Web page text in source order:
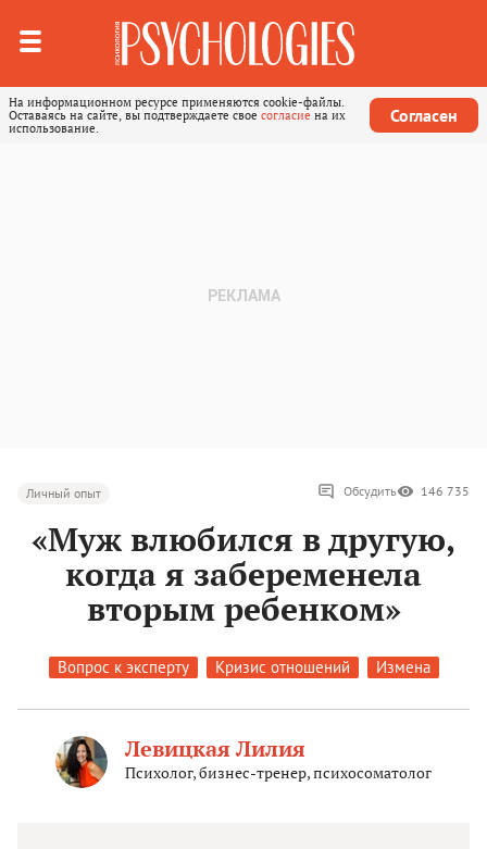
На информационном ресурсе применяются cookie-файлы.
Оставаясь на сайте, вы подтверждаете свое согласие на их
использование.
Согласен
Личный опыт Обсудить 146 735
«Муж влюбился в другую,
когда я забеременела
вторым ребенком»
Вопрос к эксперту Кризис отношений Измена
Левицкая Лилия
Психолог, бизнес-тренер, психосоматолог